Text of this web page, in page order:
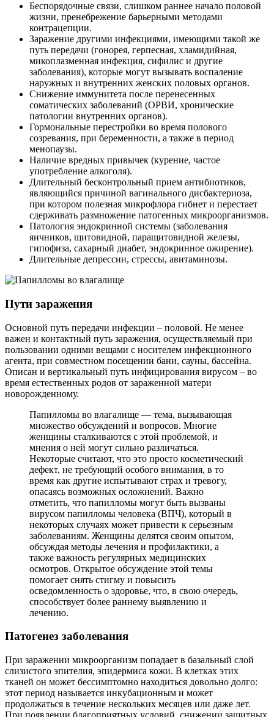
Беспорядочные связи, слишком раннее начало половой
жизни, пренебрежение барьерными методами
контрацепции.
Заражение другими инфекциями, имеющими такой же
путь передачи (гонорея, герпесная, хламидийная,
микоплазменная инфекция, сифилис и другие
заболевания), которые могут вызывать воспаление
наружных и внутренних женских половых органов.
Снижение иммунитета после перенесенных
соматических заболеваний (ОРВИ, хронические
патологии внутренних органов).
Гормональные перестройки во время полового
созревания, при беременности, а также в период
менопаузы.
Наличие вредных привычек (курение, частое
употребление алкоголя).
Длительный бесконтрольный прием антибиотиков,
являющийся причиной вагинального дисбактериоза,
при котором полезная микрофлора гибнет и перестает
сдерживать размножение патогенных микроорганизмов.
Патология эндокринной системы (заболевания
яичников, щитовидной, паращитовидной железы,
гипофиза, сахарный диабет, эндокринное ожирение).
Длительные депрессии, стрессы, авитаминозы.
Пути заражения
Основной путь передачи инфекции – половой. Не менее
важен и контактный путь заражения, осуществляемый при
пользовании одними вещами с носителем инфекционного
агента, при совместном посещении бани, сауны, бассейна.
Описан и вертикальный путь инфицирования вирусом – во
время естественных родов от зараженной матери
новорожденному.
Папилломы во влагалище — тема, вызывающая
множество обсуждений и вопросов. Многие
женщины сталкиваются с этой проблемой, и
мнения о ней могут сильно различаться.
Некоторые считают, что это просто косметический
дефект, не требующий особого внимания, в то
время как другие испытывают страх и тревогу,
опасаясь возможных осложнений. Важно
отметить, что папилломы могут быть вызваны
вирусом папилломы человека (ВПЧ), который в
некоторых случаях может привести к серьезным
заболеваниям. Женщины делятся своим опытом,
обсуждая методы лечения и профилактики, а
также важность регулярных медицинских
осмотров. Открытое обсуждение этой темы
помогает снять стигму и повысить
осведомленность о здоровье, что, в свою очередь,
способствует более раннему выявлению и
лечению.
Патогенез заболевания
При заражении микроорганизм попадает в базальный слой
слизистого эпителия, эпидермиса кожи. В клетках этих
тканей он может бессимптомно находиться довольно долго:
этот период называется инкубационным и может
продолжаться в течение нескольких месяцев или даже лет.
При появлении благоприятных условий, снижении защитных